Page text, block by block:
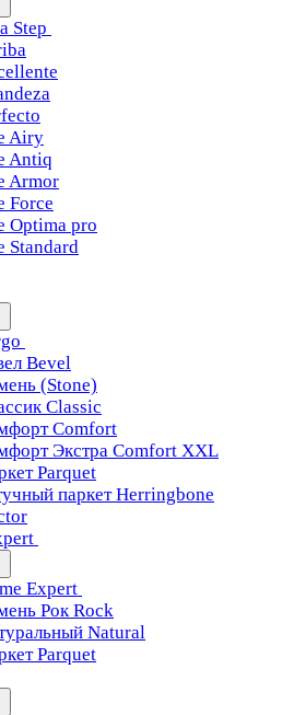
Step
Airy
Antiq
Armor
Force
Optima pro
Standard
Bevel
(Stone)
Classic
Comfort
Экстра Comfort XXL
Parquet
паркет Herringbone
Expert
Рок Rock
Natural
Parquet